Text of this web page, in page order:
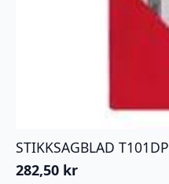
STIKKSAGBLAD
282,50 kr